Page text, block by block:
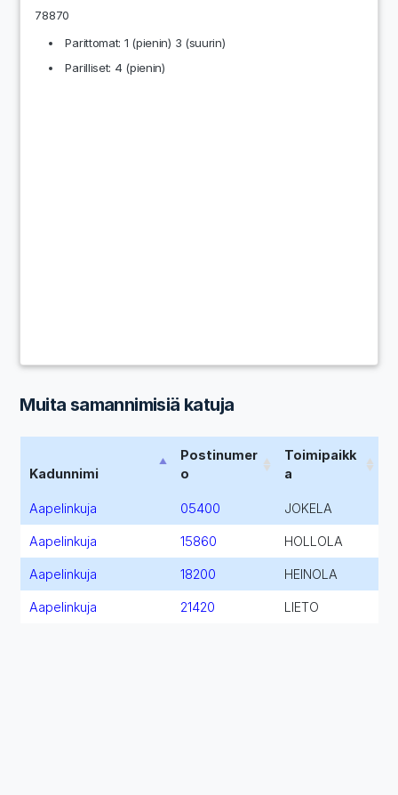
78870
Parittomat: 1 (pienin) 3 (suurin)
Parilliset: 4 (pienin)
Muita samannimisiä katuja
Kadunnimi
Postinumer
o
Toimipaikk
a
Aapelinkuja 05400 JOKELA
Aapelinkuja 15860 HOLLOLA
Aapelinkuja 18200 HEINOLA
Aapelinkuja 21420 LIETO